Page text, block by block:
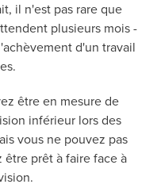
il n'est pas rare que
plusieurs mois -
d'un travail
être en mesure de
inférieur lors des
vous ne pouvez pas
prêt à faire face à